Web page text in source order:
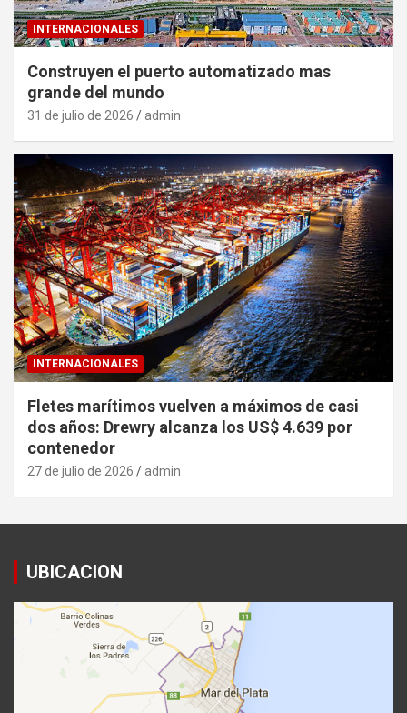
INTERNACIONALES
Construyen el puerto automatizado mas
grande del mundo
31 de julio de 2026 admin
INTERNACIONALES
Fletes marítimos vuelven a máximos de casi
dos años: Drewry alcanza los US$ 4.639 por
contenedor
27 de julio de 2026 admin
UBICACION